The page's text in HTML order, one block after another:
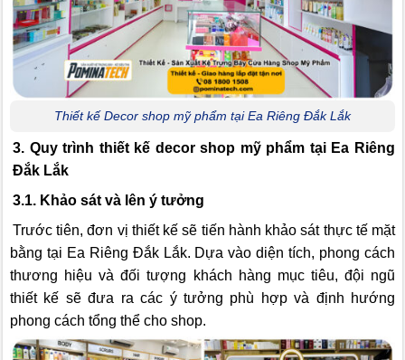
Thiết kế Decor shop mỹ phẩm tại Ea Riêng Đắk Lắk
3. Quy trình thiết kế decor shop mỹ phẩm tại Ea Riêng
Đắk Lắk
3.1. Khảo sát và lên ý tưởng
Trước tiên, đơn vị thiết kế sẽ tiến hành khảo sát thực tế mặt
bằng tại Ea Riêng Đắk Lắk. Dựa vào diện tích, phong cách
thương hiệu và đối tượng khách hàng mục tiêu, đội ngũ
thiết kế sẽ đưa ra các ý tưởng phù hợp và định hướng
phong cách tổng thể cho shop.